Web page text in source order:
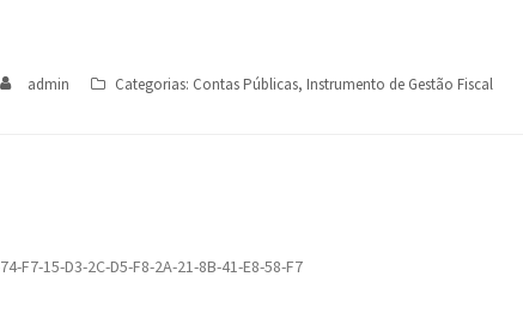
admin Categorias: Contas Públicas, Instrumento de Gestão Fiscal
F7-15-D3-2C-D5-F8-2A-21-8B-41-E8-58-F7